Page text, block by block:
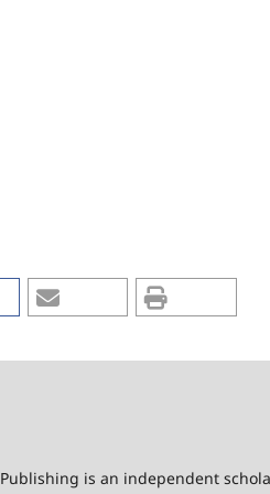
is an independent